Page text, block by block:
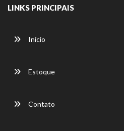
LINKS PRINCIPAIS
Início
Estoque
Contato